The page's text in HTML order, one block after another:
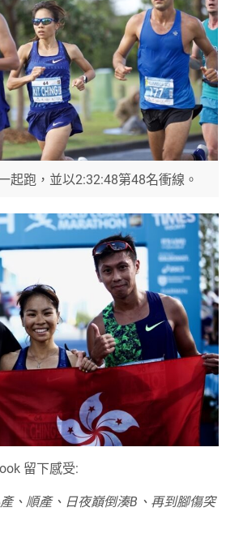
起跑，並以2:32:48第48名衝線。
留下感受:
、順產、日夜巔倒湊B、再到腳傷突